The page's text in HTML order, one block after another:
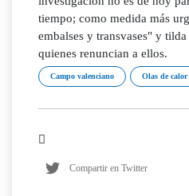
Campo valenciano Olas de calor
Compartir en Twitter